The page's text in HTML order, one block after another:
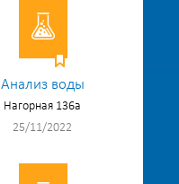
Анализ воды
Нагорная 136а
25/11/2022